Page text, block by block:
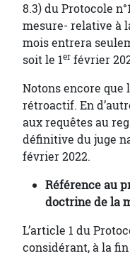
8.3) du Protocole
mesure- relative à
mois entrera
soit le 1er février
Notons encore que
rétroactif. En
aux requêtes au
définitive du juge
février 2022.
Référence au
doctrine de la
L’article 1 du
considérant, à la